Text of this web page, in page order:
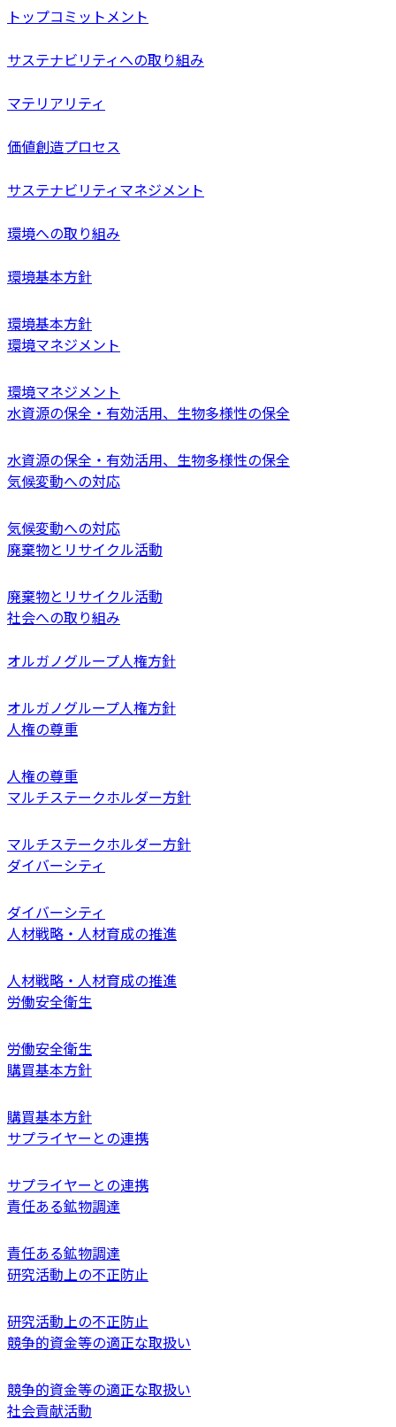
トップコミットメント
サステナビリティへの取り組み
マテリアリティ
価値創造プロセス
サステナビリティマネジメント
環境への取り組み
環境基本方針
環境基本方針
環境マネジメント
環境マネジメント
水資源の保全・有効活用、生物多様性の保全
水資源の保全・有効活用、生物多様性の保全
気候変動への対応
気候変動への対応
廃棄物とリサイクル活動
廃棄物とリサイクル活動
社会への取り組み
オルガノグループ人権方針
オルガノグループ人権方針
人権の尊重
人権の尊重
マルチステークホルダー方針
マルチステークホルダー方針
ダイバーシティ
ダイバーシティ
人材戦略・人材育成の推進
人材戦略・人材育成の推進
労働安全衛生
労働安全衛生
購買基本方針
購買基本方針
サプライヤーとの連携
サプライヤーとの連携
責任ある鉱物調達
責任ある鉱物調達
研究活動上の不正防止
研究活動上の不正防止
競争的資金等の適正な取扱い
競争的資金等の適正な取扱い
社会貢献活動